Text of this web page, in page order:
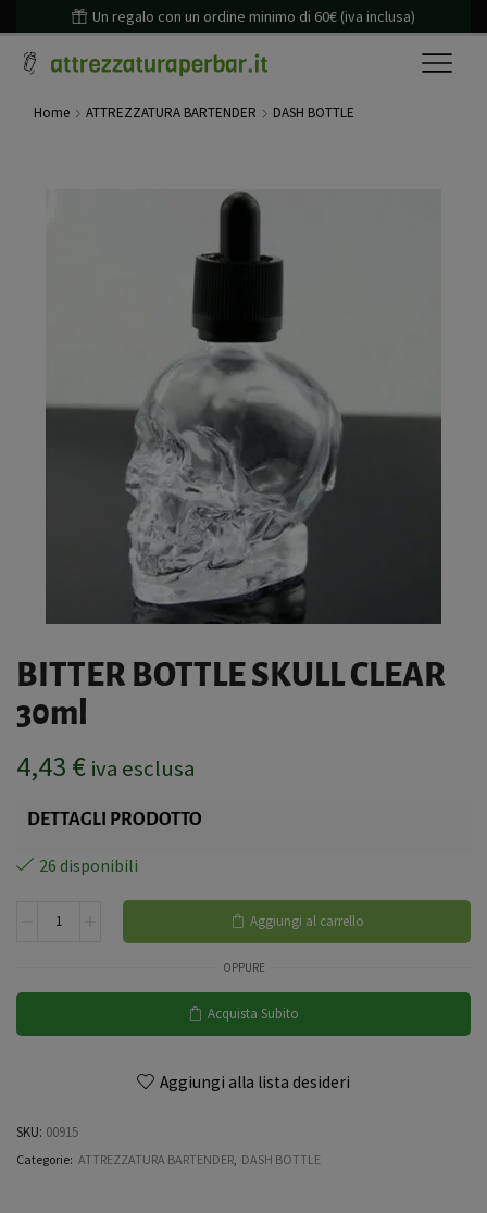
Un regalo con un ordine minimo di 60€ (iva inclusa)
Home ATTREZZATURA BARTENDER DASH BOTTLE
BITTER BOTTLE SKULL CLEAR
30ml
4,43 € iva esclusa
DETTAGLI PRODOTTO
26 disponibili
Aggiungi al carrello
OPPURE
Acquista Subito
Aggiungi alla lista desideri
SKU: 00915
Categorie: ATTREZZATURA BARTENDER DASH BOTTLE